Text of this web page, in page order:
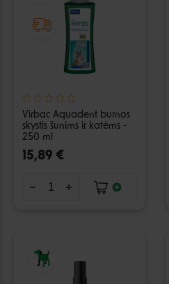
Virbac Aquadent burnos
skystis šunims ir katėms -
250 ml
15,89 €